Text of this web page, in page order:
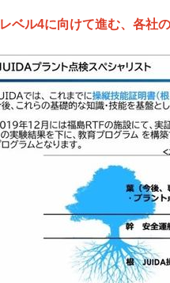
レベル4に向けて進む、各社